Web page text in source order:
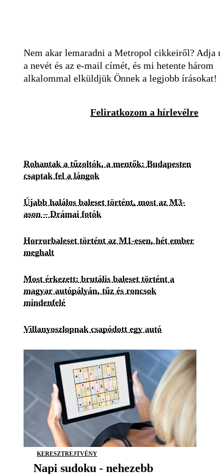
Nem akar lemaradni a Metropol cikkeiről? Adja
a nevét és az e-mail címét, és mi hetente három
alkalommal elküldjük Önnek a legjobb írásokat!
Feliratkozom a hírlevélre
Rohantak a tűzoltók, a mentők: Budapesten
csaptak fel a lángok
Újabb halálos baleset történt, most az M3-
ason – Drámai fotók
Horrorbaleset történt az M1-esen, hét ember
meghalt
Most érkezett: brutális baleset történt a
magyar autópályán, tűz és roncsok
mindenfelé
Villanyoszlopnak csapódott egy autó
KERESZTREJTVÉNY
Napi sudoku - nehezebb